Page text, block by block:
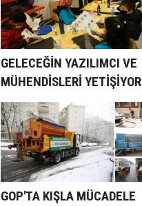
GELECEĞİN YAZILIMCI VE
MÜHENDİSLERİ YETİŞİYOR
GOP'TA KIŞLA MÜCADELE